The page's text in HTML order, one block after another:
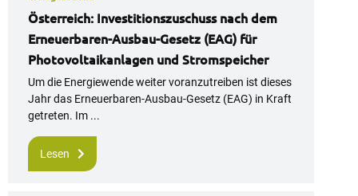
Österreich: Investitionszuschuss nach dem
Erneuerbaren-Ausbau-Gesetz (EAG) für
Photovoltaikanlagen und Stromspeicher
Um die Energiewende weiter voranzutreiben ist dieses
Jahr das Erneuerbaren-Ausbau-Gesetz (EAG) in Kraft
getreten. Im ...
Lesen